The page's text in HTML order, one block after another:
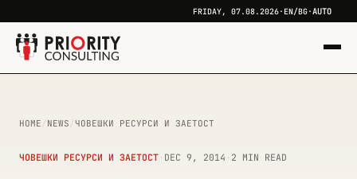
FRIDAY, 07.08.2026· EN/BG·AUTO
HOME / NEWS /ЧОВЕШКИ РЕСУРСИ И ЗАЕТОСТ
ЧОВЕШКИ РЕСУРСИ И ЗАЕТОСТ · DEC 9, 2014 · 2 MIN READ